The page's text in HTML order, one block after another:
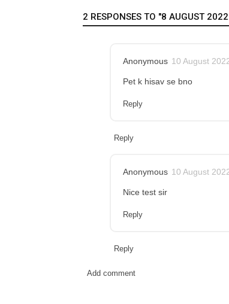
2 RESPONSES TO "8 AUGUST
Anonymous 10 August
Pet k hisav se bno
Reply
Reply
Anonymous 10 August
Nice test sir
Reply
Reply
Add comment